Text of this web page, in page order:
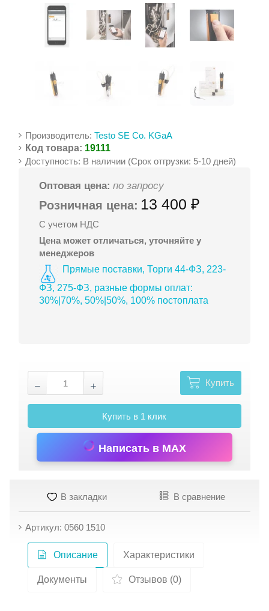
Производитель:Testo SE Co. KGaA
Код товара: 19111
Доступность: В наличии (Срок отгрузки: 5-10 дней)
Оптовая цена: по запросу
Розничная цена: 13 400 ₽
С учетом НДС
Цена может отличаться, уточняйте у
менеджеров
Прямые поставки, Торги 44-ФЗ, 223-
ФЗ, 275-ФЗ, разные формы оплат:
30%|70%, 50%|50%, 100% постоплата
Купить
Купить в 1 клик
Написать в MAX
В закладки В сравнение
Артикул: 0560 1510
Описание Характеристики
Документы Отзывов (0)